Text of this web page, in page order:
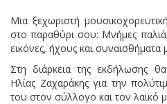
Μια ξεχωριστή
στο παραθύρι σου: Μνήμες
εικόνες, ήχους και συναισθήματα
Στη διάρκεια της εκδήλωσης
Ηλίας Ζαχαράκης για την
του στον σύλλογο και τον λαϊκό